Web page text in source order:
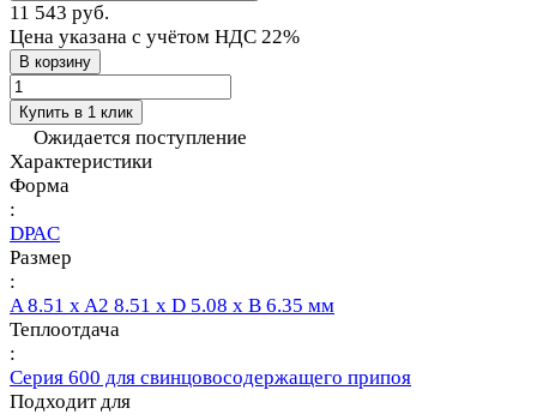
11 543 руб.
Цена указана с учётом НДС 22%
В корзину
Купить в 1 клик
Ожидается поступление
Характеристики
Форма
:
DPAC
Размер
:
A 8.51 x A2 8.51 x D 5.08 x B 6.35 мм
Теплоотдача
:
Серия 600 для свинцовосодержащего припоя
Подходит для